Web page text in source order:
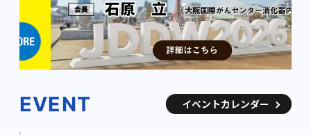
EVENT イベントカレンダー